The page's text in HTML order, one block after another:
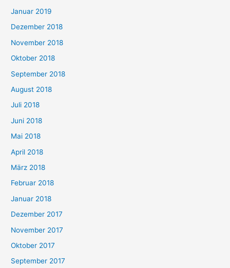
Januar 2019
Dezember 2018
November 2018
Oktober 2018
September 2018
August 2018
Juli 2018
Juni 2018
Mai 2018
April 2018
März 2018
Februar 2018
Januar 2018
Dezember 2017
November 2017
Oktober 2017
September 2017